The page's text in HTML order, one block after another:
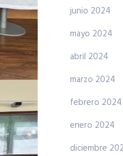
junio 2024
mayo 2024
abril 2024
marzo 2024
febrero 2024
enero 2024
diciembre